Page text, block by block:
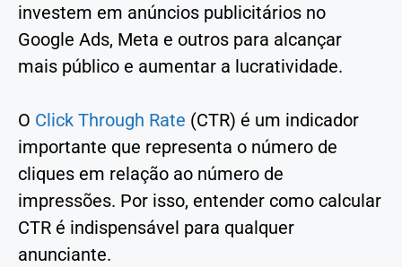
investem em anúncios publicitários no
Google Ads, Meta e outros para alcançar
mais público e aumentar a lucratividade.
O Click Through Rate (CTR) é um indicador
importante que representa o número de
cliques em relação ao número de
impressões. Por isso, entender como calcular
CTR é indispensável para qualquer
anunciante.